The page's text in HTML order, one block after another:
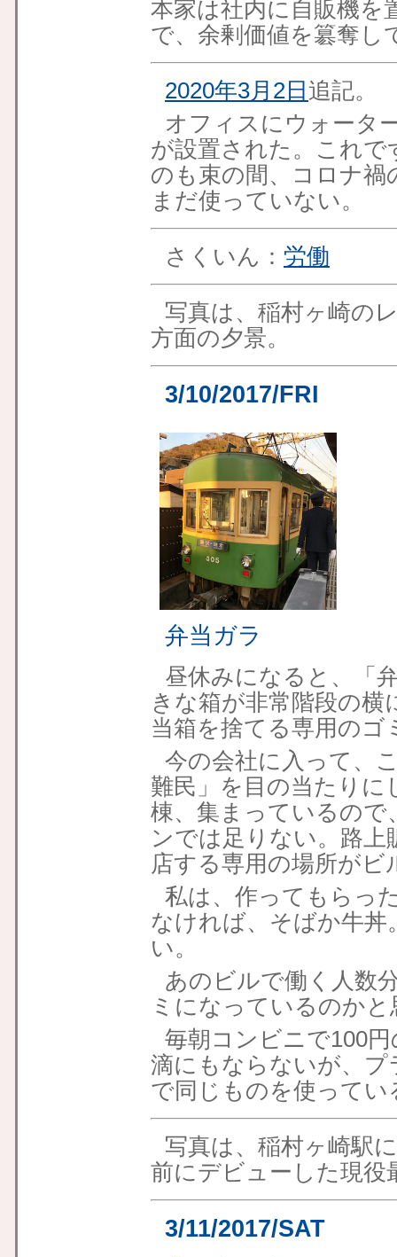
本家は社内に自販機を
で、余剰価値を簒奪し
2020年3月2日 追記。
オフィスにウォータ
が設置された。これ
のも束の間、コロナ
まだ使っていない。
さくいん： 労働
写真は、稲村ヶ崎の
方面の夕景。
3/10/2017/FRI
弁当ガラ
昼休みになると、「
きな箱が非常階段の
当箱を捨てる専用のゴ
今の会社に入って、
難民」を目の当たり
棟、集まっているので
ンでは足りない。路上
店する専用の場所がビ
私は、作ってもらっ
なければ、そばか牛丼
い。
あのビルで働く人数
ミになっているのか
毎朝コンビニで100
滴にもならないが、
で同じものを使ってい
写真は、稲村ヶ崎駅
前にデビューした現役
3/11/2017/SAT